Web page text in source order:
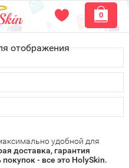
0
отображения
городам России.
Почтой России или
PickPoint или пункте
ужена
получитьбесплатную
и оплаты в Вашем городе
удобным способом:
Сбербанк) и другими
удобной для
доставка, гарантия
- все это HolySkin.